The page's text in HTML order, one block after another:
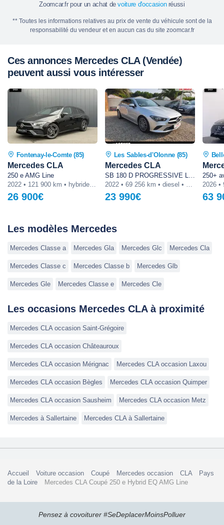
Zoomcar.fr pour un achat devoiture d'occasionréussi
** Toutes les informations relatives au prix de vente du véhicule sont de la
responsabilité du vendeur et en aucun cas du site zoomcar.fr
Ces annonces Mercedes CLA (Vendée)
peuvent aussi vous intéresser
Fontenay-le-Comte (85)
Mercedes CLA
250 e AMG Line
2022 • 121 900 km • hybride • automatique
26 900€
Les Sables-d'Olonne (85)
Mercedes CLA
SB 180 D PROGRESSIVE LINE / Garantie 12 Mois
2022 • 69 256 km • diesel • automatique
23 990€ 63
Les modèles Mercedes
Mercedes Classe a Mercedes Gla Mercedes Glc Mercedes Cla
Mercedes Classe c Mercedes Classe b Mercedes Glb
Mercedes Gle Mercedes Classe e Mercedes Cle
Les occasions Mercedes CLA à proximité
Mercedes CLA occasion Saint-Grégoire
Mercedes CLA occasion Châteauroux
Mercedes CLA occasion Mérignac Mercedes CLA occasion Laxou
Mercedes CLA occasion Bègles Mercedes CLA occasion Quimper
Mercedes CLA occasion Sausheim Mercedes CLA occasion Metz
Mercedes à Sallertaine Mercedes CLA à Sallertaine
Accueil Voiture occasion Coupé Mercedes occasion CLA
Pays
de la Loire
Mercedes CLA Coupé 250 e Hybrid EQ AMG Line
Pensez à covoiturer #SeDeplacerMoinsPolluer